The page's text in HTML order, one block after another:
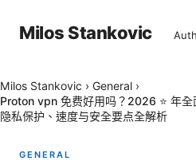
Milos Stankovic
Milos Stankovic › General ›
Proton vpn 免费好用吗？2026 ⭐ 年全
隐私保护、速度与安全要点全解析
GENERAL